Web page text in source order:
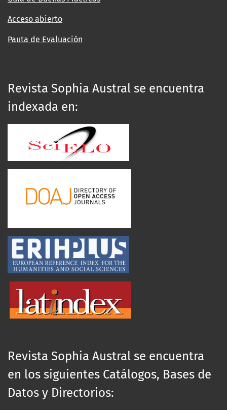
Acceso abierto
Pauta de Evaluación
Revista Sophia Austral se encuentra
indexada en:
Revista Sophia Austral se encuentra
en los siguientes Catálogos, Bases de
Datos y Directorios: